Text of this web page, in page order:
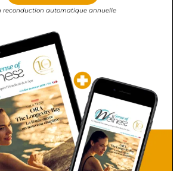
reconduction automatique annuelle